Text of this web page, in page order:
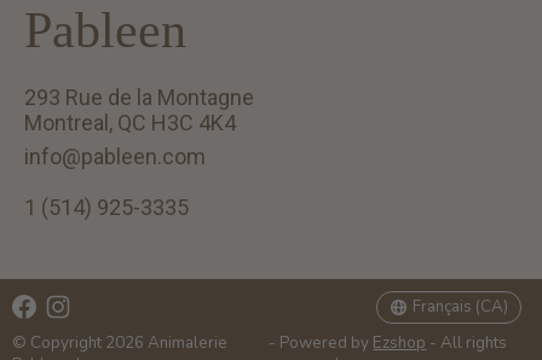
Pableen
293 Rue de la Montagne
Montreal, QC H3C 4K4
info@pableen.com
1 (514) 925-3335
© Copyright 2026 Animalerie
- Powered by Ezshop - All rights
Français (CA)